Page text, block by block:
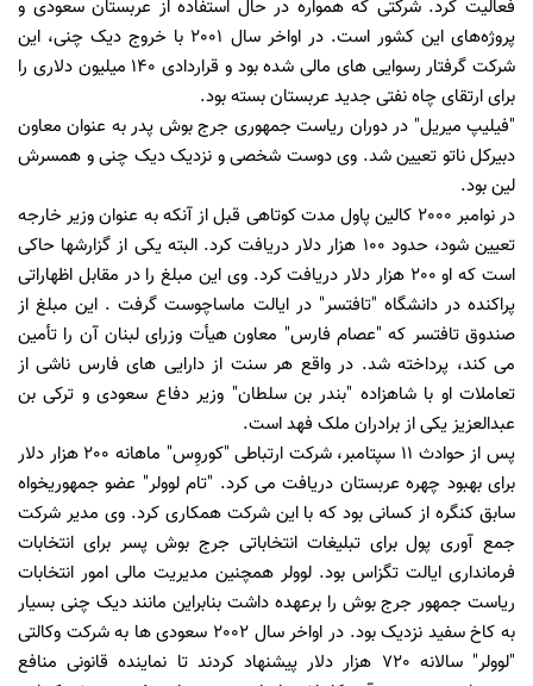
فعالیت کرد. شرکتی که همواره در حال استفاده از عربستان سعودی و
پروژه‌های این کشور است. در اواخر سال 2001 با خروج دیک چنی، این
شرکت گرفتار رسوایی های مالی شده بود و قراردادی 140 میلیون دلاری را
برای ارتقای چاه نفتی جدید عربستان بسته بود.
"فیلیپ میریل" در دوران ریاست جمهوری جرج بوش پدر به عنوان معاون
دبیرکل ناتو تعیین شد. وی دوست شخصی و نزدیک دیک چنی و همسرش
لین بود.
در نوامبر 2000 کالین پاول مدت کوتاهی قبل از آنکه به عنوان وزیر خارجه
تعیین شود، حدود 100 هزار دلار دریافت کرد. البته یکی از گزارشها حاکی
است که او 200 هزار دلار دریافت کرد. وی این مبلغ را در مقابل اظهاراتی
پراکنده در دانشگاه "تافتسر" در ایالت ماساچوست گرفت . این مبلغ از
صندوق تافتسر که "عصام فارس" معاون هیأت وزرای لبنان آن را تأمین
می کند، پرداخته شد. در واقع هر سنت از دارایی های فارس ناشی از
تعاملات او با شاهزاده "بندر بن سلطان" وزیر دفاع سعودی و ترکی بن
عبدالعزیز یکی از برادران ملک فهد است.
پس از حوادث 11 سپتامبر، شرکت ارتباطی "کوروِس" ماهانه 200 هزار دلار
برای بهبود چهره عربستان دریافت می کرد. "تام لوولر" عضو جمهوریخواه
سابق کنگره از کسانی بود که با این شرکت همکاری کرد. وی مدیر شرکت
جمع آوری پول برای تبلیغات انتخاباتی جرج بوش پسر برای انتخابات
فرمانداری ایالت تگزاس بود. لوولر همچنین مدیریت مالی امور انتخابات
ریاست جمهور جرج بوش را برعهده داشت بنابراین مانند دیک چنی بسیار
به کاخ سفید نزدیک بود. در اواخر سال 2002 سعودی ها به شرکت وکالتی
"لوولر" سالانه 720 هزار دلار پیشنهاد کردند تا نماینده قانونی منافع